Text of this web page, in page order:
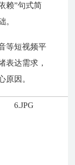
赖”句式简
。
等短视频平
表达需求，
原因。